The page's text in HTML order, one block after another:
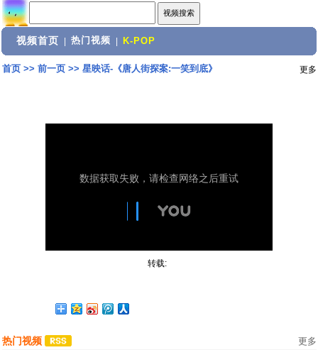
视频首页 热门视频 K-POP
首页>> 前一页>> 星映话-《唐人街探案:一笑到底》 更多
转载:
热门视频 更多